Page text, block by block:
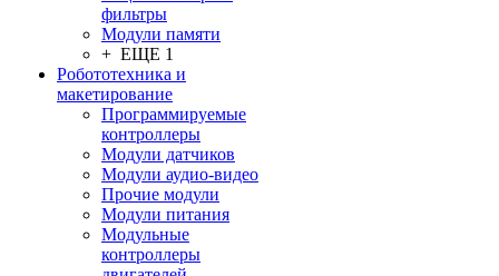
фильтры
Модули памяти
+ ЕЩЕ 1
Робототехника и
макетирование
Программируемые
контроллеры
Модули датчиков
Модули аудио-видео
Прочие модули
Модули питания
Модульные
контроллеры